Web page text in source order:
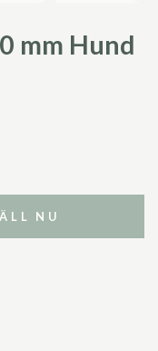
mm Hund
NU